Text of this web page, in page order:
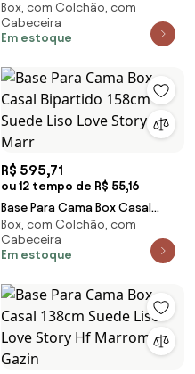
Size Bipartido 193cm Suede Liso
Tower NW
Box, com Colchão, com
Cabeceira
Em estoque
R$ 595,71
ou 12 tempo de R$ 55,16
Base Para Cama Box Casal
Bipartido 158cm Suede Liso
Love Story Hf Marr
Box, com Colchão, com
Cabeceira
Em estoque